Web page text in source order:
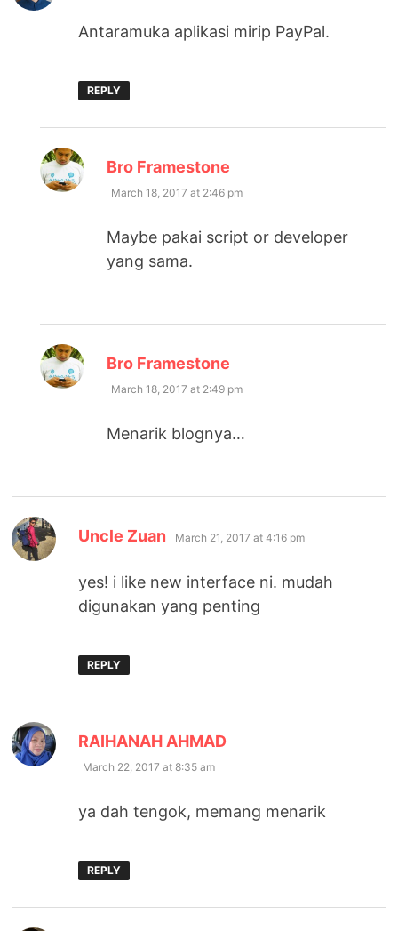
Antaramuka aplikasi mirip PayPal.
REPLY
Bro Framestone
March 18, 2017 at 2:46 pm
Maybe pakai script or developer
yang sama.
Bro Framestone
March 18, 2017 at 2:49 pm
Menarik blognya…
Uncle Zuan says:
March 21, 2017 at 4:16 pm
yes! i like new interface ni. mudah
digunakan yang penting
REPLY
RAIHANAH AHMAD
March 22, 2017 at 8:35 am
ya dah tengok, memang menarik
REPLY